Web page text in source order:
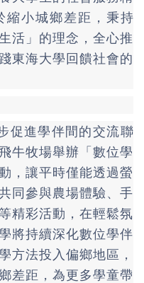
縮小城鄉差距，秉持
活」的理念，全心推
東海大學回饋社會的
進學伴間的交流聯
牛牧場舉辦「數位學
，讓平時僅能透過螢
同參與農場體驗、手
精彩活動，在輕鬆氛
將持續深化數位學伴
方法投入偏鄉地區，
差距，為更多學童帶